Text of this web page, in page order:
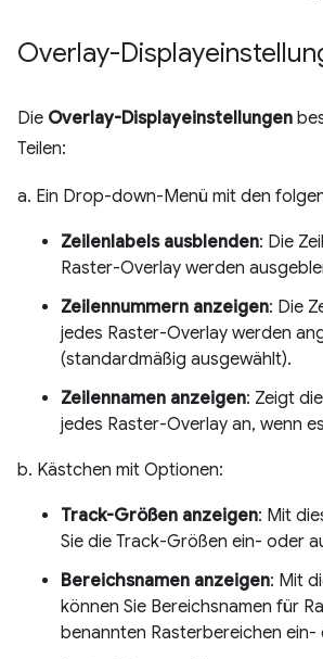
Overlay-
Die Overlay-Displayeinstellungen
Teilen:
a. Ein Drop-down-Menü mit den
Zeilenlabels ausblenden: Die
Raster-Overlay werden
Zeilennummern anzeigen: Die
jedes Raster-Overlay werden
(standardmäßig ausgewählt).
Zeilennamen anzeigen: Zeigt
jedes Raster-Overlay an, wenn
b. Kästchen mit Optionen:
Track-Größen anzeigen: Mit
Sie die Track-Größen ein- oder
Bereichsnamen anzeigen: Mit
können Sie Bereichsnamen für
benannten Rasterbereichen ein-